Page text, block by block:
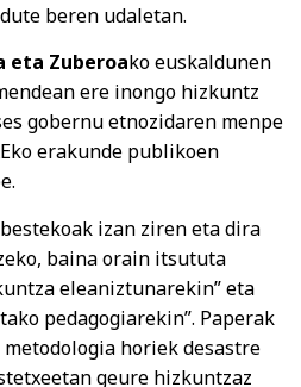
beren udaletan.
eta Zuberoako euskaldunen
ere inongo hizkuntz
gobernu etnozidaren menpe
erakunde publikoen
izan ziren eta dira
baina orain itsututa
eleaniztunarekin” eta
pedagogiarekin”. Paperak
horiek desastre
geure hizkuntzaz